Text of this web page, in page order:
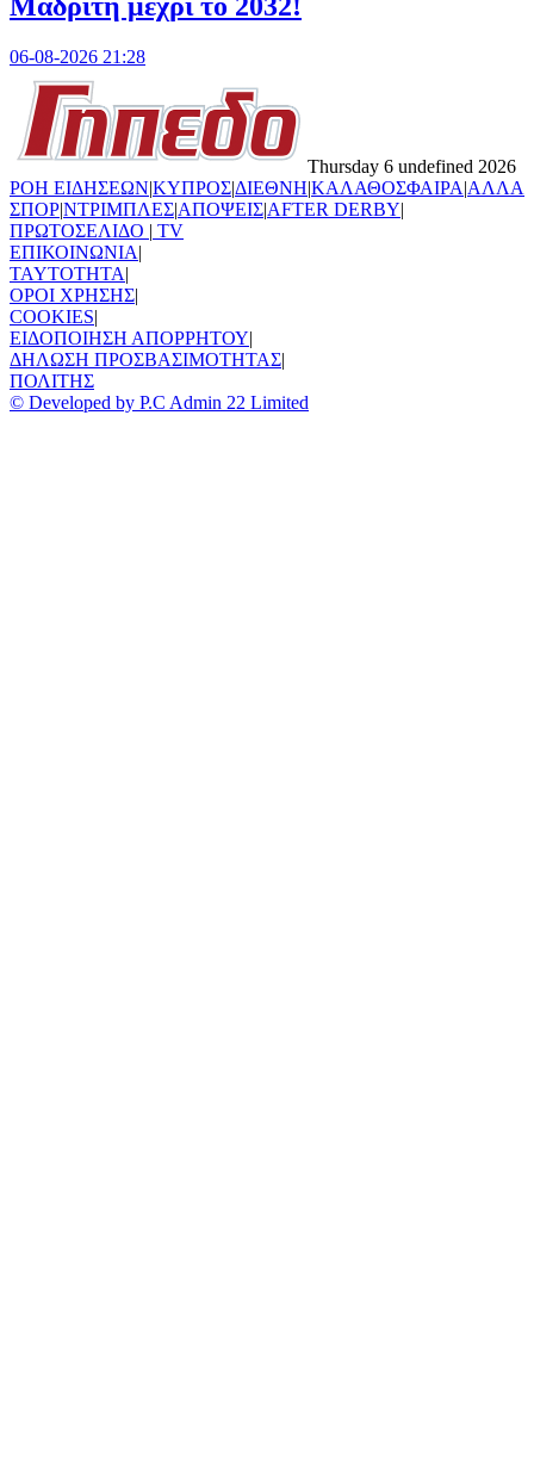
Μαδρίτη μέχρι το 2032!
06-08-2026 21:28
Thursday 6 undefined 2026
ΡΟΗ ΕΙΔΗΣΕΩΝ|ΚΥΠΡΟΣ|ΔΙΕΘΝΗ|ΚΑΛΑΘΟΣΦΑΙΡΑ|ΑΛΛΑ
ΣΠΟΡ|ΝΤΡΙΜΠΛΕΣ|ΑΠΟΨΕΙΣ|AFTER DERBY|
ΠΡΩΤΟΣΕΛΙΔΟ | TV
ΕΠΙΚΟΙΝΩΝΙΑ|
TAYTOTHTA|
ΟΡΟΙ ΧΡΗΣΗΣ|
COOKIES|
ΕΙΔΟΠΟΙΗΣΗ ΑΠΟΡΡΗΤΟΥ|
ΔΗΛΩΣΗ ΠΡΟΣΒΑΣΙΜΟΤΗΤΑΣ|
ΠΟΛΙΤΗΣ
© Developed by P.C Admin 22 Limited